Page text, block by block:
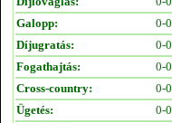
Galopp:
0-
Díjugratás:
0-
Fogathajtás:
0-
Cross-country:
0-
Ügetés:
0-